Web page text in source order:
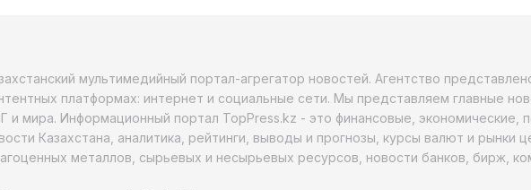
мультимедийный портал-агрегатор новостей. Агентство
платформах: интернет и социальные сети. Мы представляем главные
и мира. Информационный портал TopPress.kz - это финансовые, экономические,
Казахстана, аналитика, рейтинги, выводы и прогнозы, курсы валют и рынки
металлов, сырьевых и несырьевых ресурсов, новости банков, бирж,